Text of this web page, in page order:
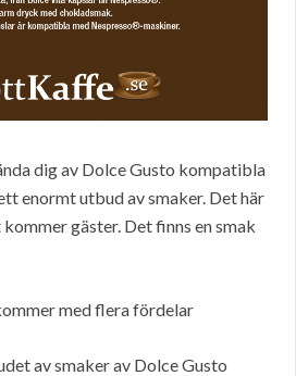
dig av Dolce Gusto kompatibla
enormt utbud av smaker. Det här
gäster. Det finns en smak
med flera fördelar
av smaker av Dolce Gusto